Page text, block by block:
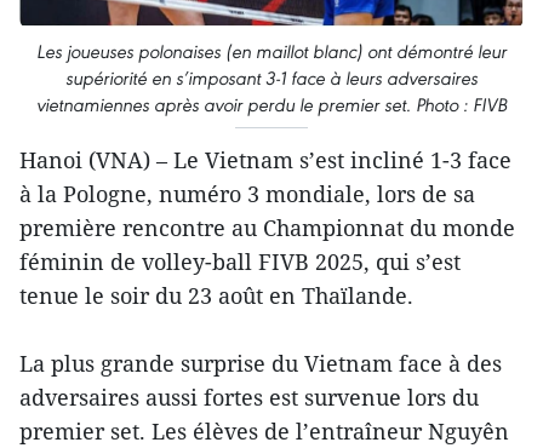
Les joueuses polonaises (en maillot blanc) ont démontré leur
supériorité en s’imposant 3-1 face à leurs adversaires
vietnamiennes après avoir perdu le premier set. Photo : FIVB
Hanoi (VNA) – Le Vietnam s’est incliné 1-3 face
à la Pologne, numéro 3 mondiale, lors de sa
première rencontre au Championnat du monde
féminin de volley-ball FIVB 2025, qui s’est
tenue le soir du 23 août en Thaïlande.
La plus grande surprise du Vietnam face à des
adversaires aussi fortes est survenue lors du
premier set. Les élèves de l’entraîneur Nguyên